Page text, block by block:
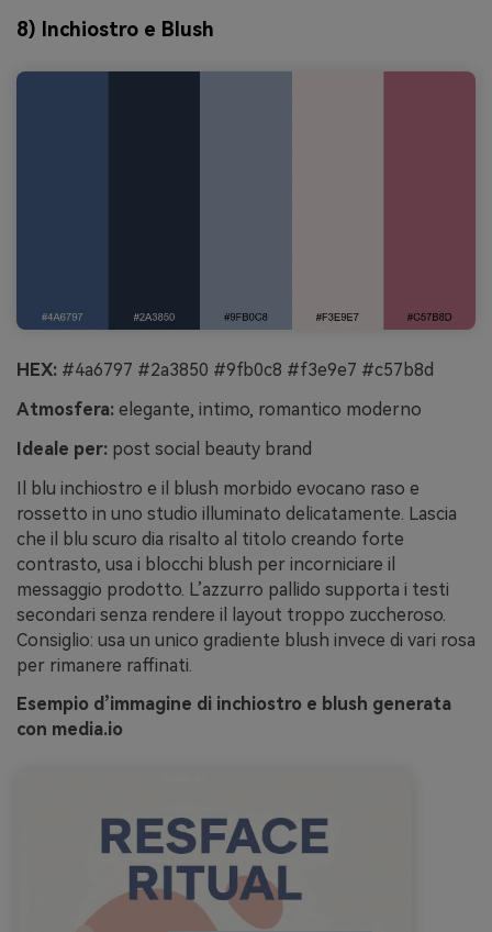
8) Inchiostro e Blush
HEX: #4a6797 #2a3850 #9fb0c8 #f3e9e7 #c57b8d
Atmosfera: elegante, intimo, romantico moderno
Ideale per: post social beauty brand
Il blu inchiostro e il blush morbido evocano raso e
rossetto in uno studio illuminato delicatamente. Lascia
che il blu scuro dia risalto al titolo creando forte
contrasto, usa i blocchi blush per incorniciare il
messaggio prodotto. L’azzurro pallido supporta i testi
secondari senza rendere il layout troppo zuccheroso.
Consiglio: usa un unico gradiente blush invece di vari rosa
per rimanere raffinati.
Esempio d’immagine di inchiostro e blush generata
con media.io